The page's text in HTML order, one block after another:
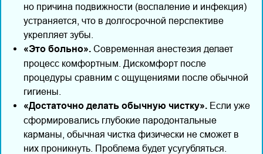
но причина подвижности (воспаление и инфекция)
устраняется, что в долгосрочной перспективе
укрепляет зубы.
«Это больно». Современная анестезия делает
процесс комфортным. Дискомфорт после
процедуры сравним с ощущениями после обычной
гигиены.
«Достаточно делать обычную чистку». Если уже
сформировались глубокие пародонтальные
карманы, обычная чистка физически не сможет в
них проникнуть. Проблема будет усугубляться.